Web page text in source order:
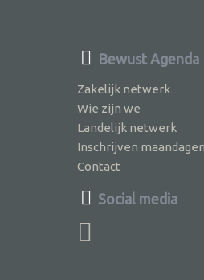
Bewust Agenda
Zakelijk netwerk
Wie zijn we
Landelijk netwerk
Inschrijven
Contact
Social media